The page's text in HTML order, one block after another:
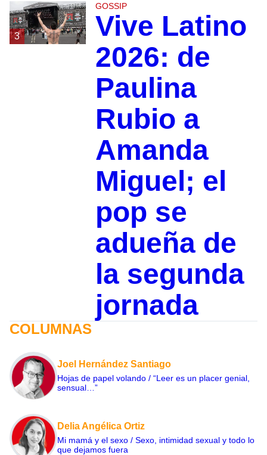
3
GOSSIP
Vive Latino
2026: de
Paulina
Rubio a
Amanda
Miguel; el
pop se
adueña de
la segunda
jornada
COLUMNAS
Joel Hernández Santiago
Hojas de papel volando / “Leer es un placer genial,
sensual…”
Delia Angélica Ortiz
Mi mamá y el sexo / Sexo, intimidad sexual y todo lo
que dejamos fuera